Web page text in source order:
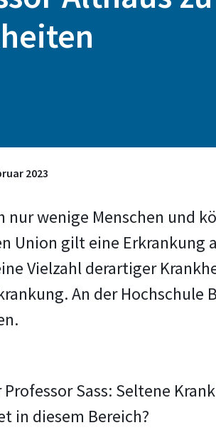
2023
nur wenige Menschen und
Union gilt eine Erkrankung
Vielzahl derartiger
An der Hochschule
Professor Sass: Seltene
in diesem Bereich?